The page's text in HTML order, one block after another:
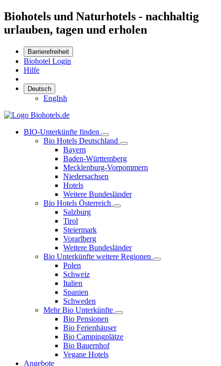
Biohotels und Naturhotels - nachhaltig
urlauben, tagen und erholen
Barrierefreiheit
Biohotel Login
Hilfe
Deutsch
English
BIO-Unterkünfte finden
Bio Hotels Deutschland
Bayern
Baden-Württemberg
Mecklenburg-Vorpommern
Niedersachsen
Hotels
Weitere Bundesländer
Bio Hotels Österreich
Salzburg
Tirol
Steiermark
Vorarlberg
Weitere Bundesländer
Bio Unterkünfte weitere Regionen
Polen
Schweiz
Italien
Spanien
Schweden
Mehr Bio Unterkünfte
Bio Pensionen
Bio Ferienhäuser
Bio Campingplätze
Bio Bauernhof
Vegane Hotels
Angebote